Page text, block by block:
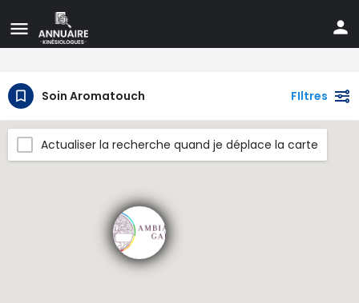
Soin Aromatouch FIltres
Actualiser la recherche quand je déplace la carte